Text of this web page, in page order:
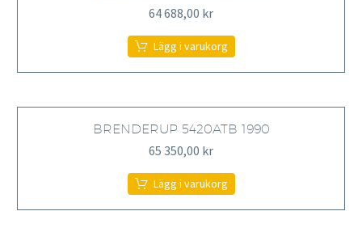
64 688,00 kr
Lägg i varukorg
BRENDERUP 5420ATB 1990
65 350,00 kr
Lägg i varukorg